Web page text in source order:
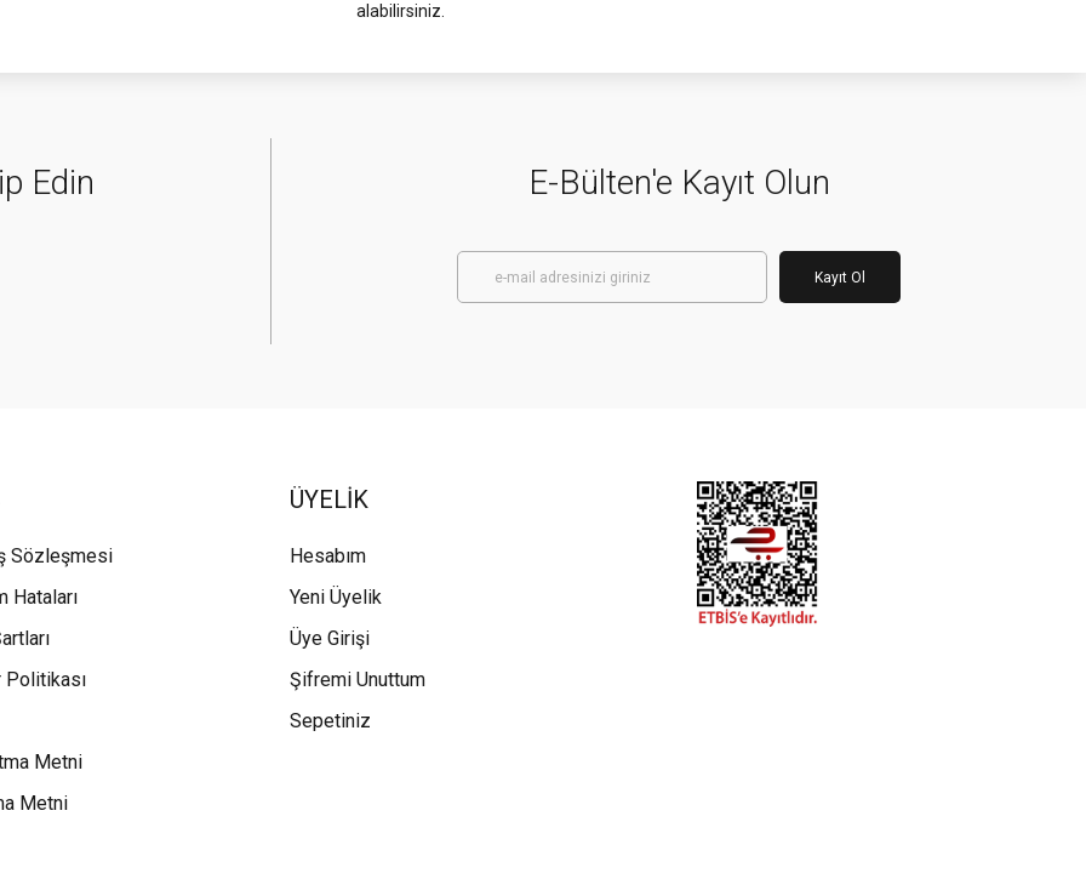
alabilirsiniz.
Edin E-Bülten'e Kayıt Olun
Kayıt Ol
Sözleşmesi
Hataları
Metni
Metni
ÜYELİK
Hesabım
Yeni Üyelik
Üye Girişi
Şifremi Unuttum
Sepetiniz